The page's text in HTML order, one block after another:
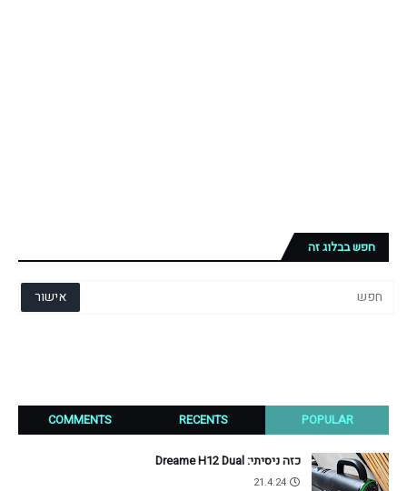
חפש בבלוג זה
POPULAR
RECENTS
COMMENTS
כזה ניסיתי: Dreame H12 Dual
21.4.24